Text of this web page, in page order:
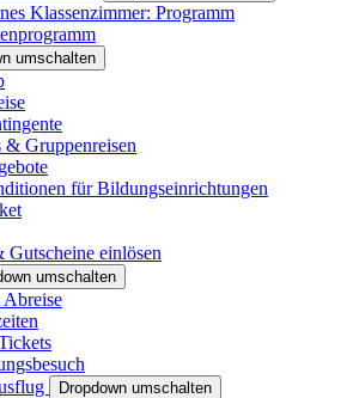
Klassenzimmer: Programm
umschalten
& Gruppenreisen
für Bildungseinrichtungen
Gutscheine einlösen
umschalten
Dropdown umschalten